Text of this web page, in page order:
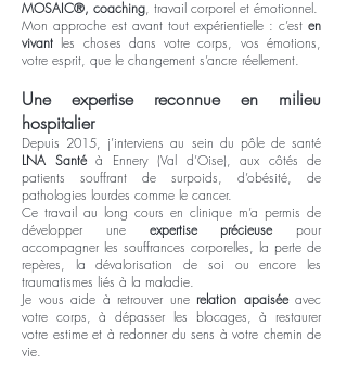
MOSAIC®, coaching, travail corporel et émotionnel.
Mon approche est avant tout expérientielle : c’est en
vivant les choses dans votre corps, vos émotions,
votre esprit, que le changement s’ancre réellement.
Une expertise reconnue en milieu
hospitalier
Depuis 2015, j’interviens au sein du pôle de santé
LNA Santéà Ennery (Val d’Oise), aux côtés de
patients souffrant de surpoids, d’obésité, de
pathologies lourdes comme le cancer.
Ce travail au long cours en clinique m’a permis de
développer une expertise précieuse pour
accompagner les souffrances corporelles, la perte de
repères, la dévalorisation de soi ou encore les
traumatismes liés à la maladie.
Je vous aide à retrouver une relation apaiséeavec
votre corps, à dépasser les blocages, à restaurer
votre estime et à redonner du sens à votre chemin de
vie.